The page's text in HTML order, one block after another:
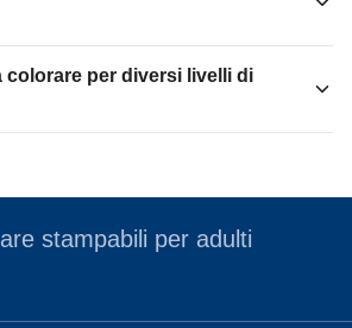
colorare per diversi livelli di
stampabili per adulti